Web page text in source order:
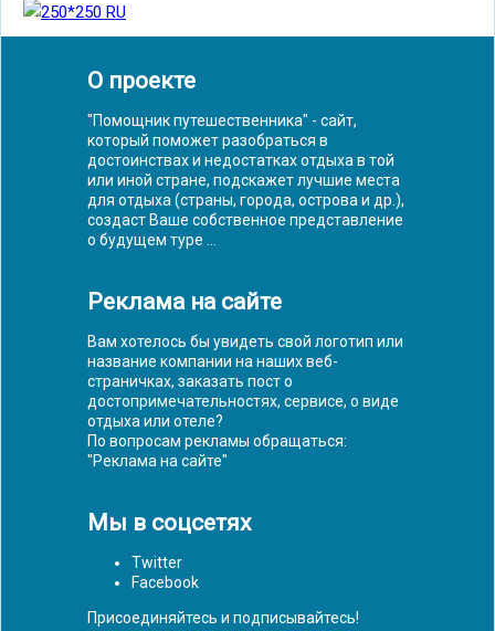
О проекте
"Помощник путешественника" - сайт,
который поможет разобраться в
достоинствах и недостатках отдыха в той
или иной стране, подскажет лучшие места
для отдыха (страны, города, острова и др.),
создаст Ваше собственное представление
о будущем туре ...
Реклама на сайте
Вам хотелось бы увидеть свой логотип или
название компании на наших веб-
страничках, заказать пост о
достопримечательностях, сервисе, о виде
отдыха или отеле?
По вопросам рекламы обращаться:
"Реклама на сайте"
Мы в соцсетях
Twitter
Facebook
Присоединяйтесь и подписывайтесь!